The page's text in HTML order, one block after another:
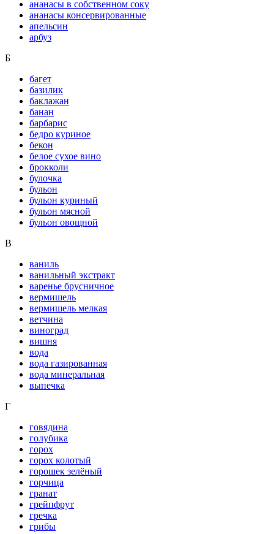
ананасы в собственном соку
ананасы консервированные
апельсин
арбуз
Б
багет
базилик
баклажан
банан
барбарис
бедро куриное
бекон
белое сухое вино
брокколи
булочка
бульон
бульон куриный
бульон мясной
бульон овощной
В
ваниль
ванильный экстракт
варенье брусничное
вермишель
вермишель мелкая
ветчина
виноград
вишня
вода
вода газированная
вода минеральная
выпечка
Г
говядина
голубика
горох
горох колотый
горошек зелёный
горчица
гранат
грейпфрут
гречка
грибы